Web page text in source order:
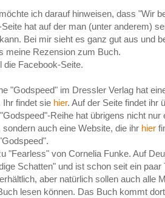
ich darauf hinweisen, dass "Wir
hat auf der man (unter anderem)
Bei mir sieht es ganz gut aus und
meine Rezension zum Buch.
die Facebook-Seite.
"Godspeed" im Dressler Verlag hat
Ihr findet sie hier. Auf der Seite findet ihr
Reihe hat übrigens nicht nur
auch eine Website, die ihr hier
"Fearless" von Cornelia Funke. Auf
Schatten" und ist schon seit ein paar
aber natürlich sollen auch alle
lesen können. Das Buch kommt